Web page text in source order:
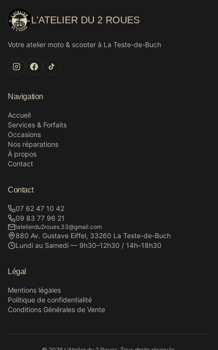
L'ATELIER DU 2 ROUES
Votre atelier moto & scooter à La Teste-de-Buch
Navigation
Accueil
Services & Forfaits
Occasions
Nos réparations
À propos
Contact
Contact
07 62 47 10 42
09 83 77 96 21
latelierdu2roues.33@gmail.com
880 Av. Gustave Eiffel, 33260 La Teste-de-Buch
Lundi au Samedi — 9h30–12h30 / 14h–18h30
Légal
Mentions légales
Politique de confidentialité
Conditions Générales de Vente